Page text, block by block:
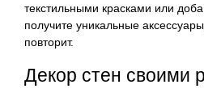
текстильными красками или
получите уникальные
повторит.
Декор стен своими